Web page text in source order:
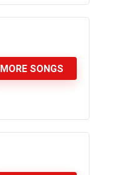
MORE SONGS